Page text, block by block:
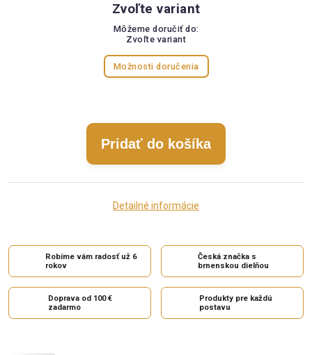
Zvoľte variant
Môžeme doručiť do:
Zvoľte variant
Možnosti doručenia
Pridať do košíka
Detailné informácie
Robíme vám radosť už 6
rokov
Česká značka s
brnenskou dielňou
Doprava od 100 €
zadarmo
Produkty pre každú
postavu